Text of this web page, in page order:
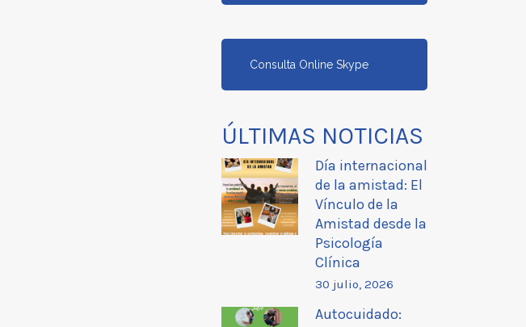
Consulta Online Skype
ÚLTIMAS NOTICIAS
Día internacional
de la amistad: El
Vínculo de la
Amistad desde la
Psicología
Clínica
30 julio, 2026
Autocuidado: